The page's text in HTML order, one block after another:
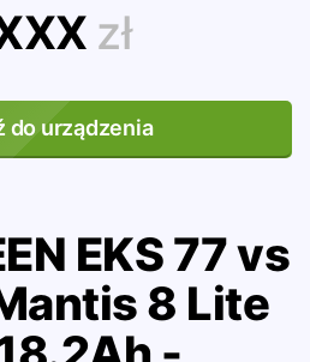
zł
do urządzenia
EKS 77 vs
8 Lite